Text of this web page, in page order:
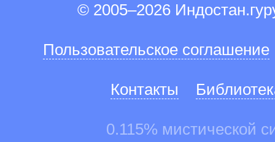
© 2005–2026
Пользовательское соглашение
Контакты
0.115% мистической